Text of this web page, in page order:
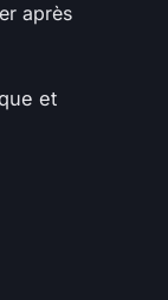
après
et